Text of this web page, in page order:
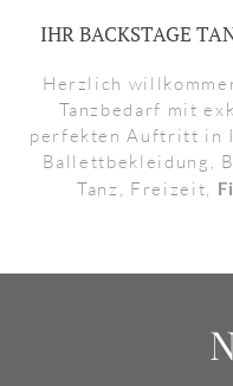
IHR BACKSTAGE
Herzlich
Tanzbedarf mit
perfekten Auftritt in
Ballettbekleidung,
Tanz, Freizeit,